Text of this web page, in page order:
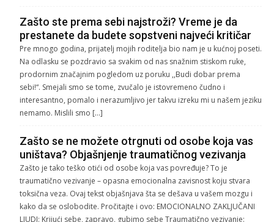
Zašto ste prema sebi najstroži? Vreme je da
prestanete da budete sopstveni najveći kritičar
Pre mnogo godina, prijatelj mojih roditelja bio nam je u kućnoj poseti.
Na odlasku se pozdravio sa svakim od nas snažnim stiskom ruke,
prodornim značajnim pogledom uz poruku ,,Budi dobar prema
sebi!“. Smejali smo se tome, zvučalo je istovremeno čudno i
interesantno, pomalo i nerazumljivo jer takvu izreku mi u našem jeziku
nemamo. Mislili smo […]
Zašto se ne možete otrgnuti od osobe koja vas
uništava? Objašnjenje traumatičnog vezivanja
Zašto je tako teško otići od osobe koja vas povređuje? To je
traumatično vezivanje – opasna emocionalna zavisnost koju stvara
toksična veza. Ovaj tekst objašnjava šta se dešava u vašem mozgu i
kako da se oslobodite. Pročitajte i ovo: EMOCIONALNO ZAKLJUČANI
LJUDI: Krijući sebe, zapravo, gubimo sebe Traumatično vezivanje: